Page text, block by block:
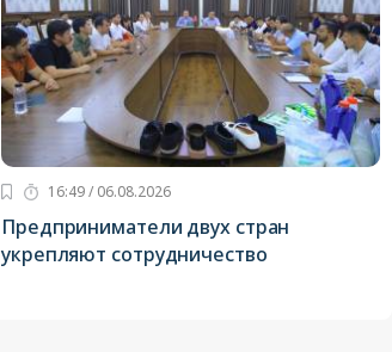
16:49 / 06.08.2026
Предприниматели двух стран
укрепляют сотрудничество